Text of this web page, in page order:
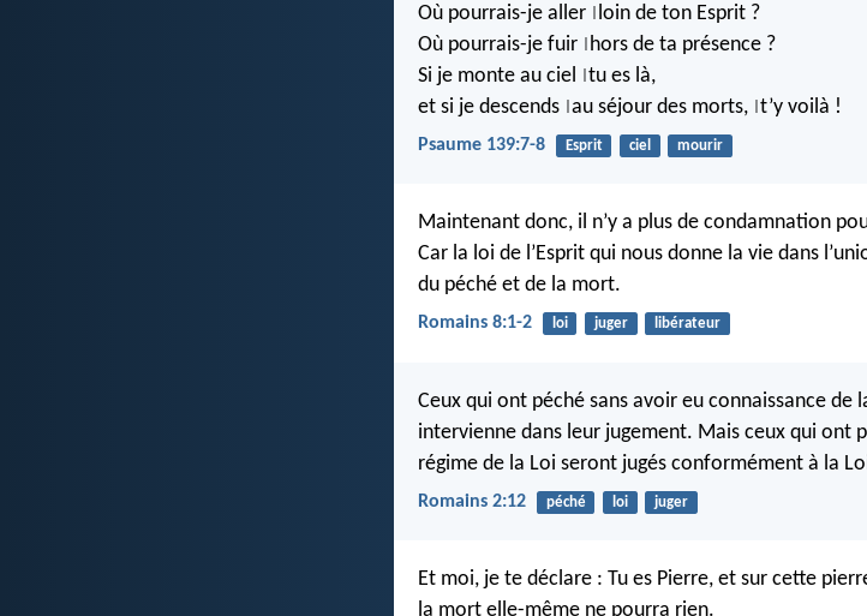
Où pourrais-je aller
loin de ton Esprit ?
Où pourrais-je fuir
hors de ta présence ?
Si je monte au ciel
tu es là,
et si je descends au séjour des morts, t’y voilà !
Psaume 139:7-8 Esprit ciel mourir
Maintenant donc, il n’y a plus de condamnation
Car la loi de l’Esprit qui nous donne la vie dans
du péché et de la mort.
Romains 8:1-2 loi juger libérateur
Ceux qui ont péché sans avoir eu connaissance de
intervienne dans leur jugement. Mais ceux qui ont
régime de la Loi seront jugés conformément à la
Romains 2:12 péché loi juger
Et moi, je te déclare : Tu es Pierre, et sur cette
la mort elle-même ne pourra rien.